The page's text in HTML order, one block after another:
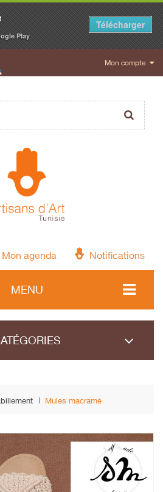
Mon compte
Mon agenda Notifications
MENU
Mules macramé
Play
Télécharger